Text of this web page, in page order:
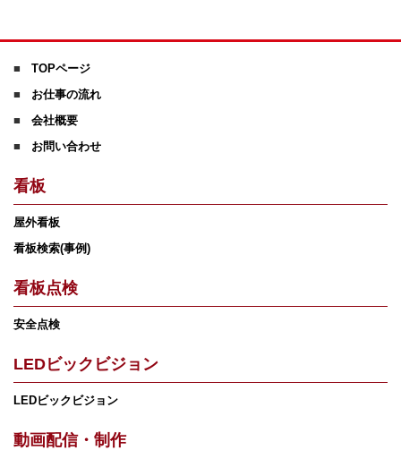
TOPページ
お仕事の流れ
会社概要
お問い合わせ
看板
屋外看板
看板検索(事例)
看板点検
安全点検
LEDビックビジョン
LEDビックビジョン
動画配信・制作